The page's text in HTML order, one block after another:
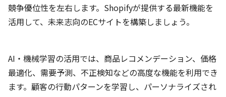
競争優位性を左右します。Shopifyが提供する最新機能を
活用して、未来志向のECサイトを構築しましょう。
AI・機械学習の活用では、商品レコメンデーション、価格
最適化、需要予測、不正検知などの高度な機能を利用でき
ます。顧客の行動パターンを学習し、パーソナライズされ